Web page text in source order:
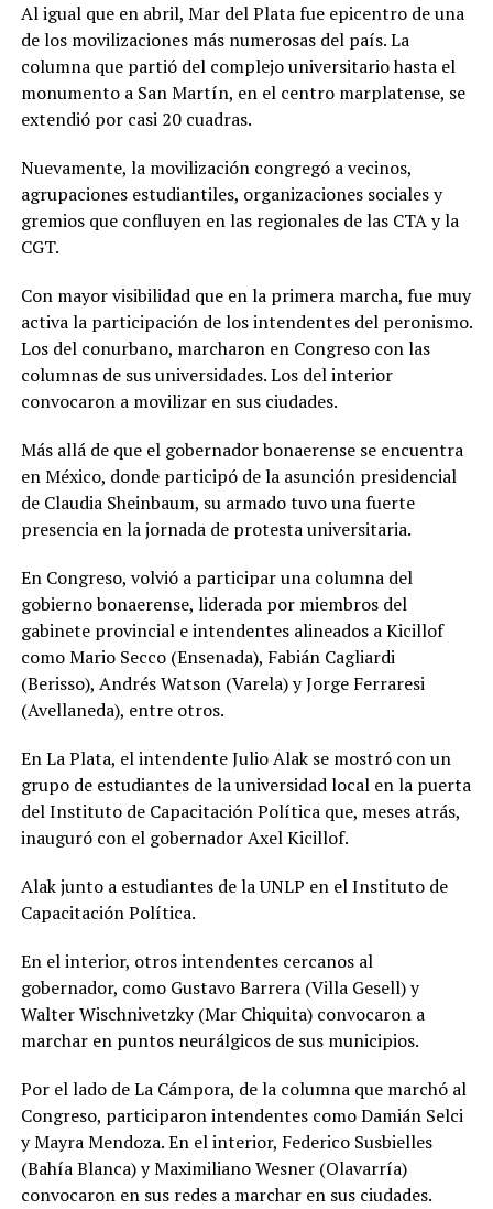
Al igual que en abril, Mar del Plata fue epicentro de una
de los movilizaciones más numerosas del país. La
columna que partió del complejo universitario hasta el
monumento a San Martín, en el centro marplatense, se
extendió por casi 20 cuadras.
Nuevamente, la movilización congregó a vecinos,
agrupaciones estudiantiles, organizaciones sociales y
gremios que confluyen en las regionales de las CTA y la
CGT.
Con mayor visibilidad que en la primera marcha, fue muy
activa la participación de los intendentes del peronismo.
Los del conurbano, marcharon en Congreso con las
columnas de sus universidades. Los del interior
convocaron a movilizar en sus ciudades.
Más allá de que el gobernador bonaerense se encuentra
en México, donde participó de la asunción presidencial
de Claudia Sheinbaum, su armado tuvo una fuerte
presencia en la jornada de protesta universitaria.
En Congreso, volvió a participar una columna del
gobierno bonaerense, liderada por miembros del
gabinete provincial e intendentes alineados a Kicillof
como Mario Secco (Ensenada), Fabián Cagliardi
(Berisso), Andrés Watson (Varela) y Jorge Ferraresi
(Avellaneda), entre otros.
En La Plata, el intendente Julio Alak se mostró con un
grupo de estudiantes de la universidad local en la puerta
del Instituto de Capacitación Política que, meses atrás,
inauguró con el gobernador Axel Kicillof.
Alak junto a estudiantes de la UNLP en el Instituto de
Capacitación Política.
En el interior, otros intendentes cercanos al
gobernador, como Gustavo Barrera (Villa Gesell) y
Walter Wischnivetzky (Mar Chiquita) convocaron a
marchar en puntos neurálgicos de sus municipios.
Por el lado de La Cámpora, de la columna que marchó al
Congreso, participaron intendentes como Damián Selci
y Mayra Mendoza. En el interior, Federico Susbielles
(Bahía Blanca) y Maximiliano Wesner (Olavarría)
convocaron en sus redes a marchar en sus ciudades.